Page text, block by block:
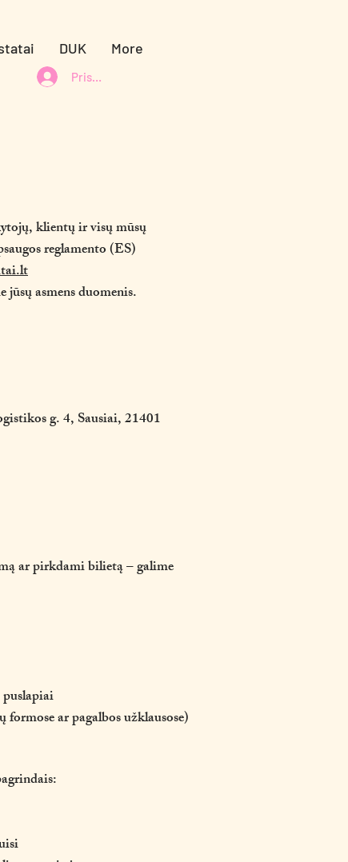
DUK More
Prisijungti
klientų ir visų mūsų
reglamento (ES)
asmens duomenis.
g. 4, Sausiai, 21401
ar pirkdami bilietą – galime
ar pagalbos užklausose)